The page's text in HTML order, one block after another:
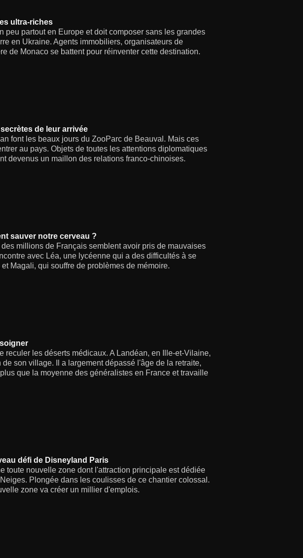
ultra-riches
peu partout en Europe et doit composer sans les grandes
en Ukraine. Agents immobiliers, organisateurs de
de Monaco se battent pour réinventer cette destination.
de leur arrivée
font les beaux jours du ZooParc de Beauval. Mais ces
au pays. Objets de toutes les attentions diplomatiques
devenus un maillon des relations franco-chinoises.
sauver notre cerveau ?
millions de Français semblent avoir pris de mauvaises
avec Léa, une lycéenne qui a des difficultés à se
Magali, qui souffre de problèmes de mémoire.
reculer les déserts médicaux. A Landéan, en Ille-et-Vilaine,
son village. Il a largement dépassé l'âge de la retraite,
que la moyenne des généralistes en France et travaille
défi de Disneyland Paris
toute nouvelle zone dont l'attraction principale est dédiée
Plongée dans les coulisses de ce chantier colossal.
zone va créer un millier d'emplois.